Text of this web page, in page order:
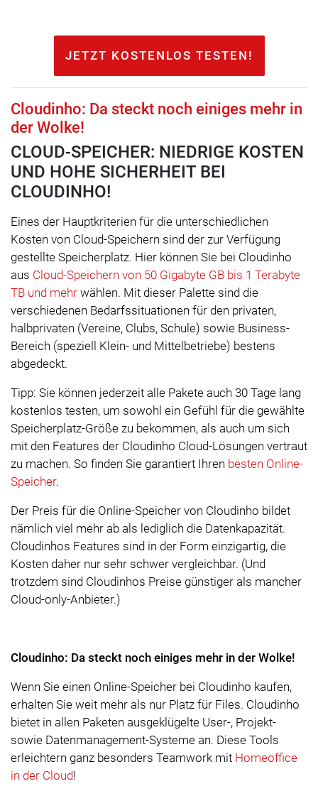
JETZT KOSTENLOS TESTEN!
Cloudinho: Da steckt noch einiges mehr in
der Wolke!
CLOUD-SPEICHER: NIEDRIGE KOSTEN
UND HOHE SICHERHEIT BEI
CLOUDINHO!
Eines der Hauptkriterien für die unterschiedlichen
Kosten von Cloud-Speichern sind der zur Verfügung
gestellte Speicherplatz. Hier können Sie bei Cloudinho
aus Cloud-Speichern von 50 Gigabyte GB bis 1 Terabyte
TB und mehr wählen. Mit dieser Palette sind die
verschiedenen Bedarfssituationen für den privaten,
halbprivaten (Vereine, Clubs, Schule) sowie Business-
Bereich (speziell Klein- und Mittelbetriebe) bestens
abgedeckt.
Tipp: Sie können jederzeit alle Pakete auch 30 Tage lang
kostenlos testen, um sowohl ein Gefühl für die gewählte
Speicherplatz-Größe zu bekommen, als auch um sich
mit den Features der Cloudinho Cloud-Lösungen vertraut
zu machen. So finden Sie garantiert Ihren besten Online-
Speicher.
Der Preis für die Online-Speicher von Cloudinho bildet
nämlich viel mehr ab als lediglich die Datenkapazität.
Cloudinhos Features sind in der Form einzigartig, die
Kosten daher nur sehr schwer vergleichbar. (Und
trotzdem sind Cloudinhos Preise günstiger als mancher
Cloud-only-Anbieter.)
Cloudinho: Da steckt noch einiges mehr in der Wolke!
Wenn Sie einen Online-Speicher bei Cloudinho kaufen,
erhalten Sie weit mehr als nur Platz für Files. Cloudinho
bietet in allen Paketen ausgeklügelte User-, Projekt-
sowie Datenmanagement-Systeme an. Diese Tools
erleichtern ganz besonders Teamwork mit Homeoffice
in der Cloud!